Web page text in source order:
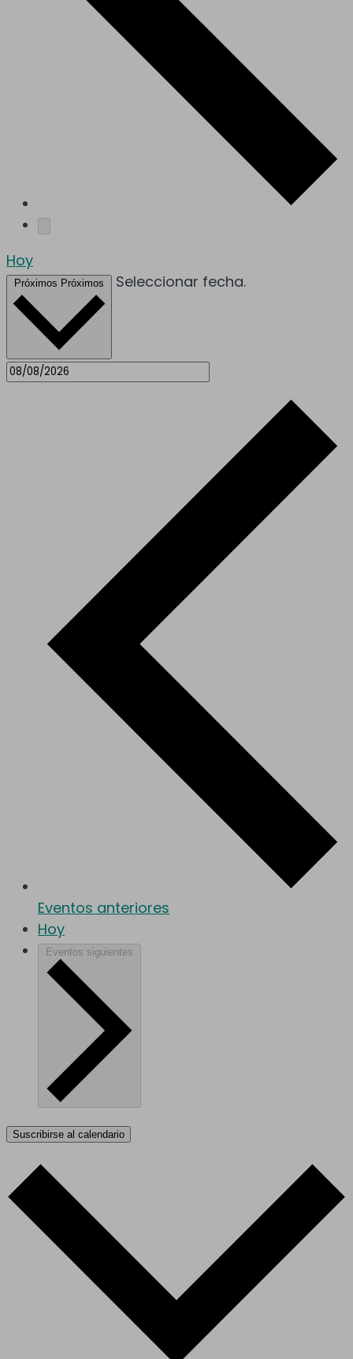
Hoy
Próximos Próximos Seleccionar fecha.
Eventos anteriores
Hoy
Eventos siguientes
Suscribirse al calendario